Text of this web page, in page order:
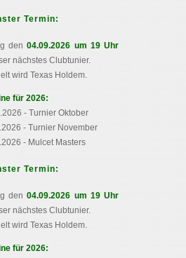
Termin:
den04.09.2026 um 19 Uhr
nächstes Clubtunier.
wird Texas Holdem.
für 2026:
- Turnier Oktober
- Turnier November
- Mulcet Masters
Termin:
den04.09.2026 um 19 Uhr
nächstes Clubtunier.
wird Texas Holdem.
für 2026: